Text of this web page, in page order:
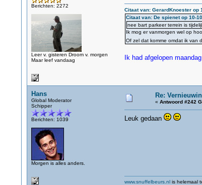
Berichten: 2272
Leer v. gisteren Droom v. morgen
Maar leef vandaag
Citaat van: GerardKnoester op
Citaat van: De spienet op 10-
nee bart parkeer terrein is
Ik mog er vanmorgen wel op
Of zel dat komme omdat ik van
Ik had afgelopen
Hans
Global Moderator
Schipper
Berichten: 1039
Morgen is alles anders.
Re:
« Antwoord #242
Leuk gedaan
www.snuffelbeurs.nlis helemaal